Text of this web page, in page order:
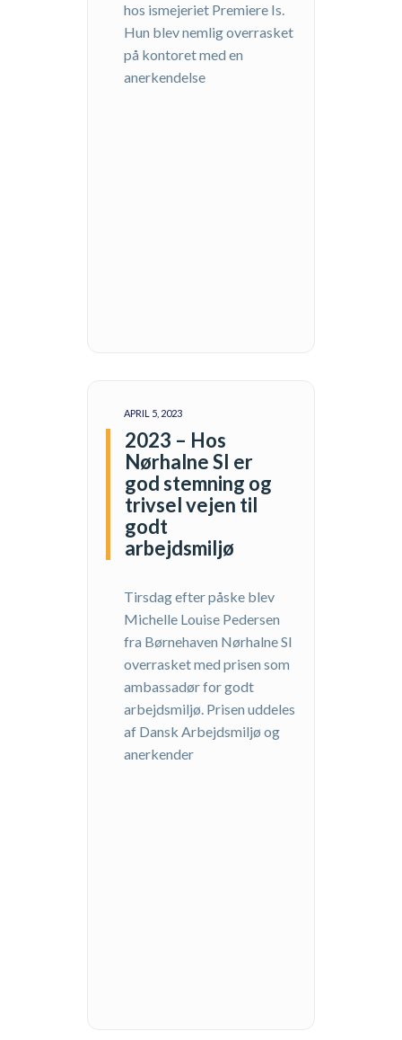
hos ismejeriet Premiere Is.
Hun blev nemlig overrasket
på kontoret med en
anerkendelse
APRIL 5, 2023
2023 – Hos
Nørhalne SI er
god stemning og
trivsel vejen til
godt
arbejdsmiljø
Tirsdag efter påske blev
Michelle Louise Pedersen
fra Børnehaven Nørhalne SI
overrasket med prisen som
ambassadør for godt
arbejdsmiljø. Prisen uddeles
af Dansk Arbejdsmiljø og
anerkender